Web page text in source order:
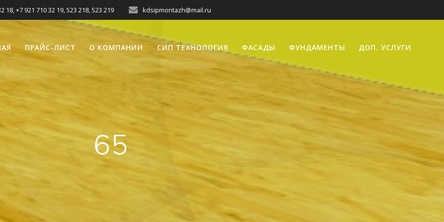
18, +7 921 710 32 19, 523 218, 523 219 kdsipmontazh@mail.ru
ПРАЙС-ЛИСТ О КОМПАНИИ СИП ТЕХНОЛОГИЯ ФАСАДЫ ФУНДАМЕНТЫ ДОП. УСЛУГИ
65